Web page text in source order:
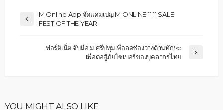
M Online App จัดแคมเปญ M ONLINE 11.11 SALE
FEST OF THE YEAR
ฟอร์ติเน็ต จับมือ ม.ศรีปทุมเพื่อลดช่องว่างด้านทักษะ
เพื่อต่อสู้ภัยไซเบอร์ของบุคลากรไทย
YOU MIGHT ALSO LIKE